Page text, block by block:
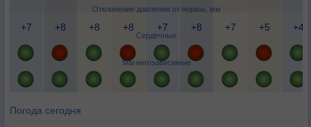
Отклонение давления от нормы, мм
Сердечные
Магнитозависимые
+7 +8 +8 +8 +7 +8 +7 +5 +4
Погода сегодня